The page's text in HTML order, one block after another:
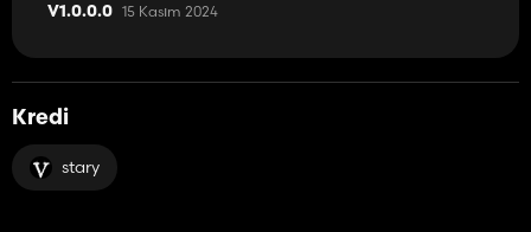
V1.0.0.0 15 Kasım 2024
Kredi
stary